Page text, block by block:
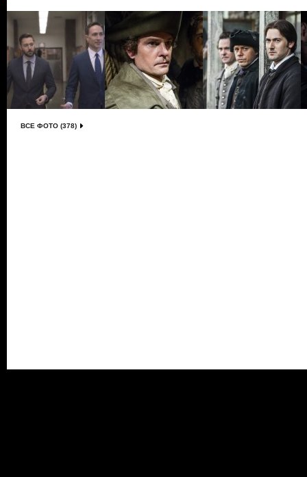
ВСЕ ФОТО (378)